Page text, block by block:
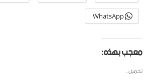
WhatsApp
معجب بهذه:
تحميل...